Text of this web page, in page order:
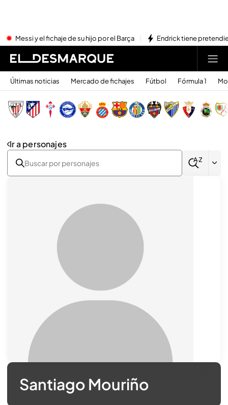
Messi y el fichaje de su hijo por el Barça Endrick tiene
Últimas noticias Mercado de fichajes Fútbol Fórmula 1
Ir a personajes
Santiago Mouriño